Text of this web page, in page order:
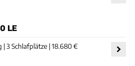
LE
| 3 Schlafplätze | 18.680 €